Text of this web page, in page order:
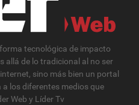
tecnológica de impacto
allá de lo tradicional al no ser
sino más bien un portal
los diferentes medios que
Web y Líder Tv